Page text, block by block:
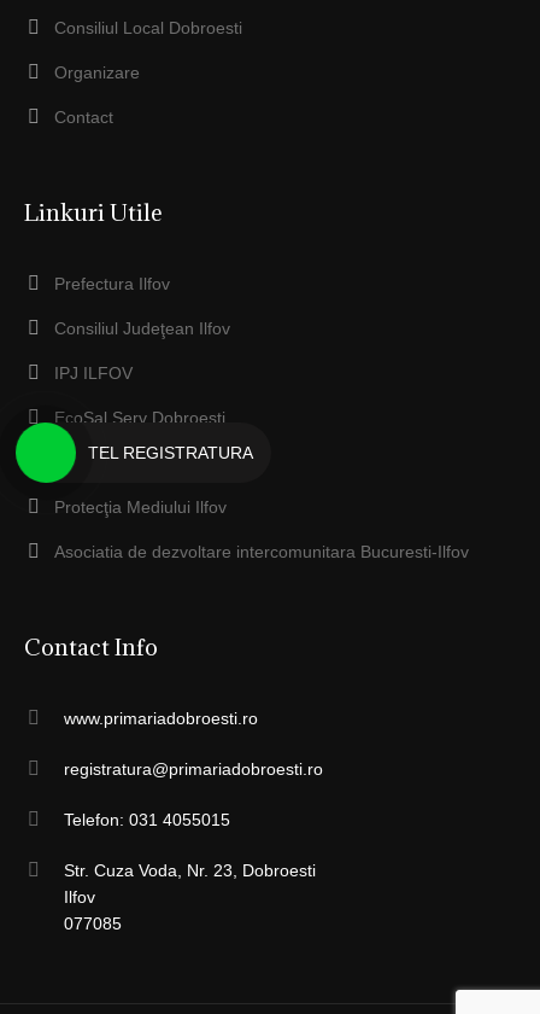
Consiliul Local Dobroesti
Organizare
Contact
Linkuri Utile
Prefectura Ilfov
Consiliul Judeţean Ilfov
IPJ ILFOV
EcoSal Serv Dobroesti
Anaf ILFOV
Protecţia Mediului Ilfov
Asociatia de dezvoltare intercomunitara Bucuresti-Ilfov
Contact Info
www.primariadobroesti.ro
registratura@primariadobroesti.ro
Telefon: 031 4055015
Str. Cuza Voda, Nr. 23, Dobroesti
Ilfov
077085
TEL REGISTRATURA